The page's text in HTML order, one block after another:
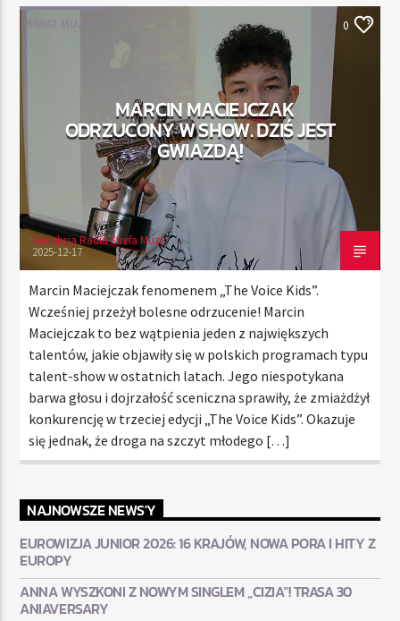
ŚWIAT MUZYKI 0
MARCIN MACIEJCZAK
ODRZUCONY W SHOW. DZIŚ JEST
GWIAZDĄ!
Redakcja Radia Strefa Muzy
2025-12-17
Marcin Maciejczak fenomenem „The Voice Kids”.
Wcześniej przeżył bolesne odrzucenie! Marcin
Maciejczak to bez wątpienia jeden z największych
talentów, jakie objawiły się w polskich programach typu
talent-show w ostatnich latach. Jego niespotykana
barwa głosu i dojrzałość sceniczna sprawiły, że zmiażdżył
konkurencję w trzeciej edycji „The Voice Kids”. Okazuje
się jednak, że droga na szczyt młodego […]
NAJNOWSZE NEWS'Y
EUROWIZJA JUNIOR 2026: 16 KRAJÓW, NOWA PORA I HITY Z
EUROPY
ANNA WYSZKONI Z NOWYM SINGLEM „CIZIA”! TRASA 30
ANIAVERSARY